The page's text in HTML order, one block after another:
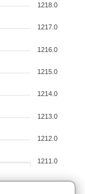
1218.0
1217.0
1216.0
1215.0
1214.0
1213.0
1212.0
1211.0